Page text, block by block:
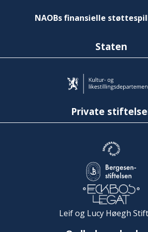
NAOBs finansielle
Staten
Private
Leif og Lucy Høegh